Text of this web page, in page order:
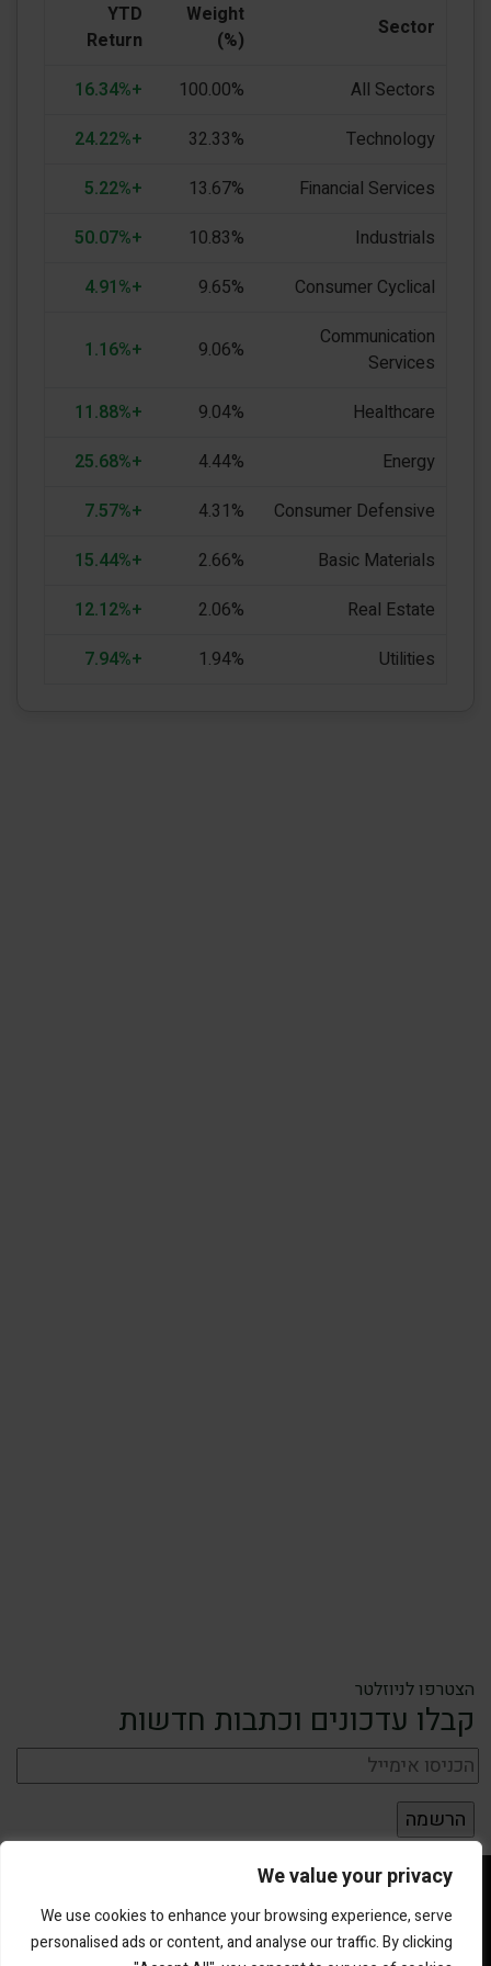
We value your privacy
We use cookies to enhance your browsing experience, serve
personalised ads or content, and analyse our traffic. By clicking
Sector
Weight
(%)
YTD
Return
All Sectors
100.00%
+16.34%
Technology
32.33%
+24.22%
Financial Services
13.67%
+5.22%
Industrials
10.83%
+50.07%
Consumer Cyclical
9.65%
+4.91%
Communication
Services
9.06%
+1.16%
Healthcare
9.04%
+11.88%
Energy
4.44%
+25.68%
Consumer Defensive
4.31%
+7.57%
Basic Materials
2.66%
+15.44%
Real Estate
2.06%
+12.12%
Utilities
1.94%
+7.94%
הצטרפו לניוזלטר
קבלו עדכונים וכתבות חדשות